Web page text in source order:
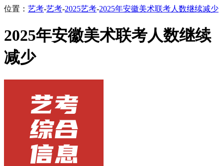
位置： 艺考-艺考-2025艺考-2025年安徽美术联考人数继续减少
2025年安徽美术联考人数继续
减少